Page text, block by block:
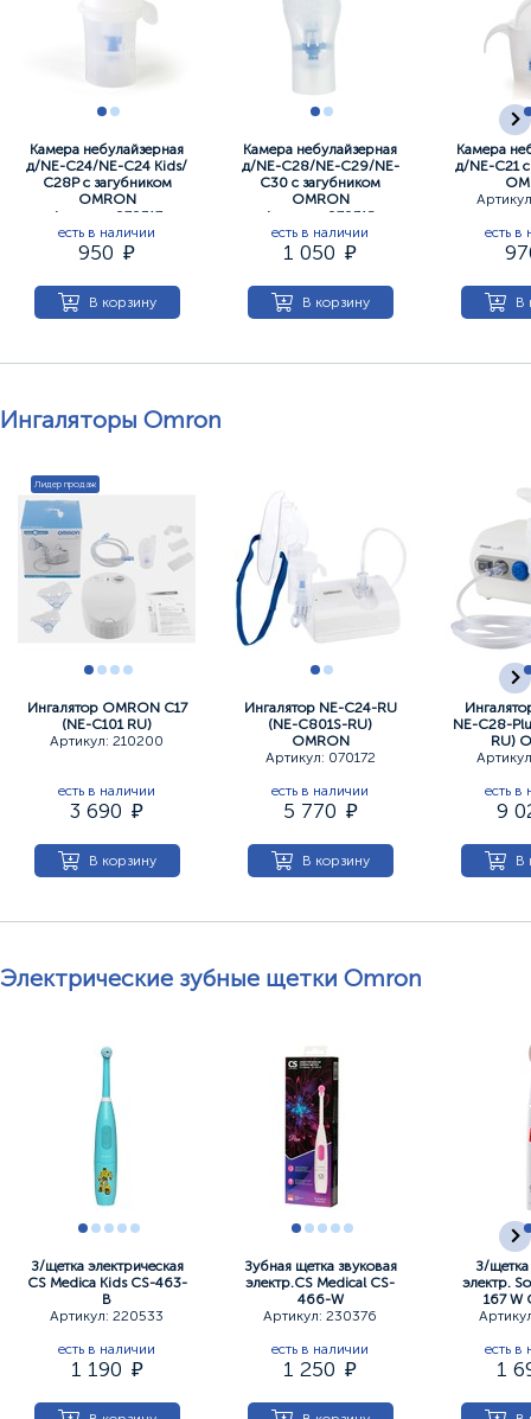
Камера небулайзерная
д/NE-C24/NE-C24 Кids/
С28Р с загубником
OMRON
Артикул: 070317
есть в наличии
950
В корзину
Камера небулайзерная
д/NE-C28/NE-C29/NE-
C30 с загубником
OMRON
Артикул: 070315
есть в наличии
1 050
В корзину
Камера
д/NE-C21
есть в
В
Ингаляторы Omron
Лидер продаж
Ингалятор OMRON С17
(NE-C101 RU)
Артикул: 210200
есть в наличии
3 690
В корзину
Ингалятор NE-C24-RU
(NE-C801S-RU)
OMRON
Артикул: 070172
есть в наличии
5 770
В корзину
NE-C28-
RU)
есть в
9
В
Электрические зубные щетки Omron
З/щетка электрическая
CS Medica Kids CS-463-
B
Артикул: 220533
есть в наличии
1 190
Зубная щетка звуковая
электр.CS Medical CS-
466-W
Артикул: 230376
есть в наличии
1 250
З/щетка
электр.
167 W
есть в
1